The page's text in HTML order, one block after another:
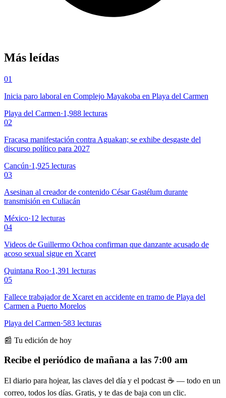
Más leídas
01
Inicia paro laboral en Complejo Mayakoba en Playa del Carmen
Playa del Carmen·1,988 lecturas
02
Fracasa manifestación contra Aguakan; se exhibe desgaste del
discurso político para 2027
Cancún·1,925 lecturas
03
Asesinan al creador de contenido César Gastélum durante
transmisión en Culiacán
México·12 lecturas
04
Videos de Guillermo Ochoa confirman que danzante acusado de
acoso sexual sigue en Xcaret
Quintana Roo·1,391 lecturas
05
Fallece trabajador de Xcaret en accidente en tramo de Playa del
Carmen a Puerto Morelos
Playa del Carmen·583 lecturas
📰 Tu edición de hoy
Recibe el periódico de mañana a las 7:00 am
El diario para hojear, las claves del día y el podcast ☕ — todo en un
correo, todos los días. Gratis, y te das de baja con un clic.